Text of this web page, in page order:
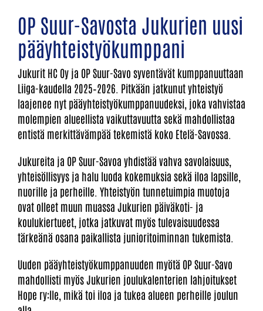
OP Suur-Savosta Jukurien uusi
pääyhteistyökumppani
Jukurit HC Oy ja OP Suur-Savo syventävät kumppanuuttaan
Liiga-kaudella 2025–2026. Pitkään jatkunut yhteistyö
laajenee nyt pääyhteistyökumppanuudeksi, joka vahvistaa
molempien alueellista vaikuttavuutta sekä mahdollistaa
entistä merkittävämpää tekemistä koko Etelä-Savossa.
Jukureita ja OP Suur-Savoa yhdistää vahva savolaisuus,
yhteisöllisyys ja halu luoda kokemuksia sekä iloa lapsille,
nuorille ja perheille. Yhteistyön tunnetuimpia muotoja
ovat olleet muun muassa Jukurien päiväkoti- ja
koulukiertueet, jotka jatkuvat myös tulevaisuudessa
tärkeänä osana paikallista junioritoiminnan tukemista.
Uuden pääyhteistyökumppanuuden myötä OP Suur-Savo
mahdollisti myös Jukurien joulukalenterien lahjoitukset
Hope ry:lle, mikä toi iloa ja tukea alueen perheille joulun